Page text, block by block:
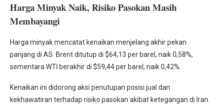
Harga Minyak Naik, Risiko Pasokan Masih
Membayangi
Harga minyak mencatat kenaikan menjelang akhir pekan
panjang di AS. Brent ditutup di $64,13 per barel, naik 0,58%,
sementara WTI berakhir di $59,44 per barel, naik 0,42%.
Kenaikan ini didorong aksi penutupan posisi jual dan
kekhawatiran terhadap risiko pasokan akibat ketegangan di Iran.